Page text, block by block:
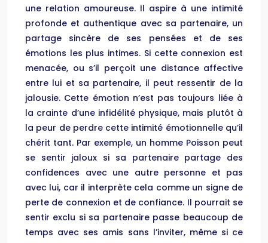
une relation amoureuse. Il aspire à une intimité
profonde et authentique avec sa partenaire, un
partage sincère de ses pensées et de ses
émotions les plus intimes. Si cette connexion est
menacée, ou s’il perçoit une distance affective
entre lui et sa partenaire, il peut ressentir de la
jalousie. Cette émotion n’est pas toujours liée à
la crainte d’une infidélité physique, mais plutôt à
la peur de perdre cette intimité émotionnelle qu’il
chérit tant. Par exemple, un homme Poisson peut
se sentir jaloux si sa partenaire partage des
confidences avec une autre personne et pas
avec lui, car il interprète cela comme un signe de
perte de connexion et de confiance. Il pourrait se
sentir exclu si sa partenaire passe beaucoup de
temps avec ses amis sans l’inviter, même si ce